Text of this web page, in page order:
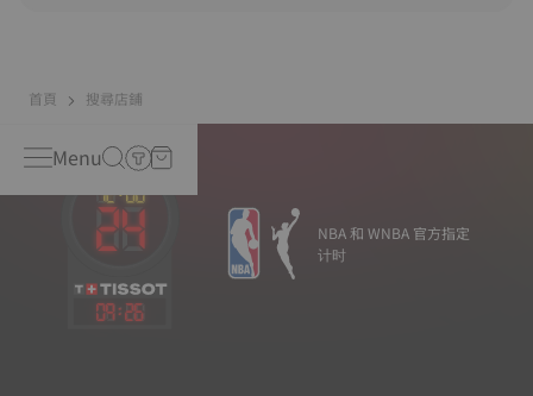
首頁 搜尋店鋪
Menu
09:26
NBA 和 WNBA 官方指定
计时